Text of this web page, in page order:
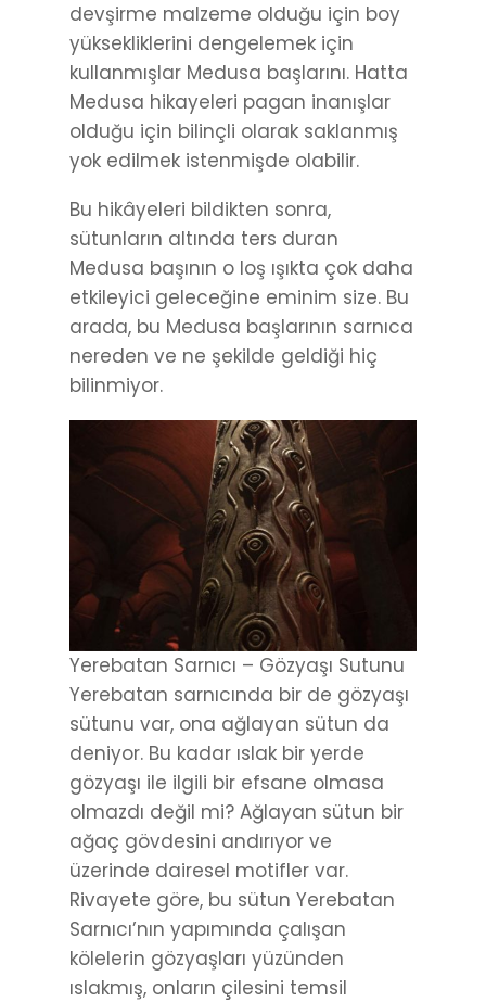
devşirme malzeme olduğu için boy
yüksekliklerini dengelemek için
kullanmışlar Medusa başlarını. Hatta
Medusa hikayeleri pagan inanışlar
olduğu için bilinçli olarak saklanmış
yok edilmek istenmişde olabilir.
Bu hikâyeleri bildikten sonra,
sütunların altında ters duran
Medusa başının o loş ışıkta çok daha
etkileyici geleceğine eminim size. Bu
arada, bu Medusa başlarının sarnıca
nereden ve ne şekilde geldiği hiç
bilinmiyor.
Yerebatan Sarnıcı – Gözyaşı Sutunu
Yerebatan sarnıcında bir de gözyaşı
sütunu var, ona ağlayan sütun da
deniyor. Bu kadar ıslak bir yerde
gözyaşı ile ilgili bir efsane olmasa
olmazdı değil mi? Ağlayan sütun bir
ağaç gövdesini andırıyor ve
üzerinde dairesel motifler var.
Rivayete göre, bu sütun Yerebatan
Sarnıcı’nın yapımında çalışan
kölelerin gözyaşları yüzünden
ıslakmış, onların çilesini temsil